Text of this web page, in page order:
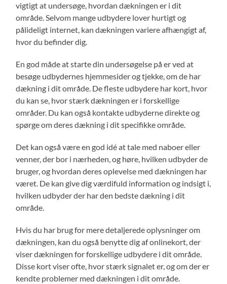
vigtigt at undersøge, hvordan dækningen er i dit
område. Selvom mange udbydere lover hurtigt og
pålideligt internet, kan dækningen variere afhængigt af,
hvor du befinder dig.
En god måde at starte din undersøgelse på er ved at
besøge udbydernes hjemmesider og tjekke, om de har
dækning i dit område. De fleste udbydere har kort, hvor
du kan se, hvor stærk dækningen er i forskellige
områder. Du kan også kontakte udbyderne direkte og
spørge om deres dækning i dit specifikke område.
Det kan også være en god idé at tale med naboer eller
venner, der bor i nærheden, og høre, hvilken udbyder de
bruger, og hvordan deres oplevelse med dækningen har
været. De kan give dig værdifuld information og indsigt i,
hvilken udbyder der har den bedste dækning i dit
område.
Hvis du har brug for mere detaljerede oplysninger om
dækningen, kan du også benytte dig af onlinekort, der
viser dækningen for forskellige udbydere i dit område.
Disse kort viser ofte, hvor stærk signalet er, og om der er
kendte problemer med dækningen i dit område.